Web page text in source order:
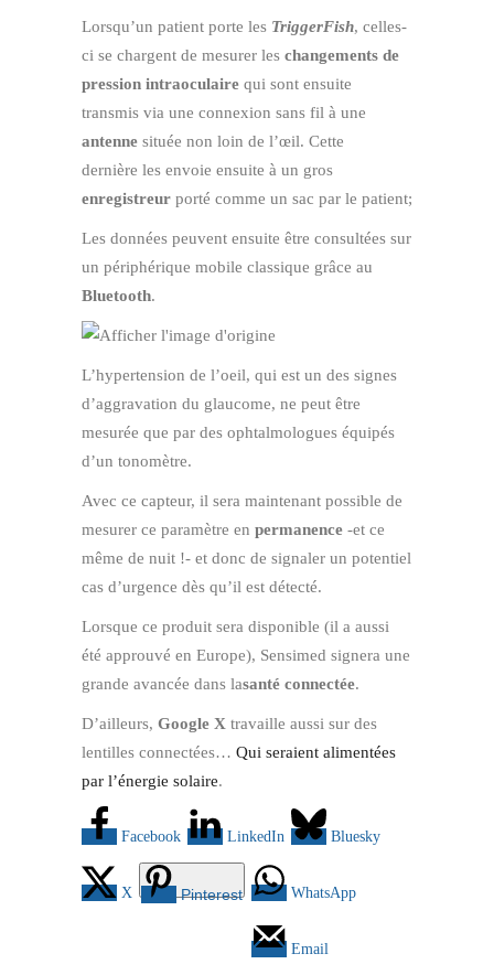
Lorsqu’un patient porte les TriggerFish, celles-
ci se chargent de mesurer les changements de
pression intraoculaire qui sont ensuite
transmis via une connexion sans fil à une
antenne située non loin de l’œil. Cette
dernière les envoie ensuite à un gros
enregistreur porté comme un sac par le patient;
Les données peuvent ensuite être consultées sur
un périphérique mobile classique grâce au
Bluetooth.
L’hypertension de l’oeil, qui est un des signes
d’aggravation du glaucome, ne peut être
mesurée que par des ophtalmologues équipés
d’un tonomètre.
Avec ce capteur, il sera maintenant possible de
mesurer ce paramètre en permanence -et ce
même de nuit !- et donc de signaler un potentiel
cas d’urgence dès qu’il est détecté.
Lorsque ce produit sera disponible (il a aussi
été approuvé en Europe), Sensimed signera une
grande avancée dans lasanté connectée.
D’ailleurs, Google X travaille aussi sur des
lentilles connectées… Qui seraient alimentées
par l’énergie solaire.
Facebook LinkedIn Bluesky
X Pinterest WhatsApp
Email